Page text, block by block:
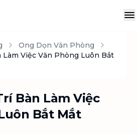
Ong Dọn Văn Phòng
Làm Việc Văn Phòng Luôn Bắt
Bàn Làm Việc
Bắt Mắt